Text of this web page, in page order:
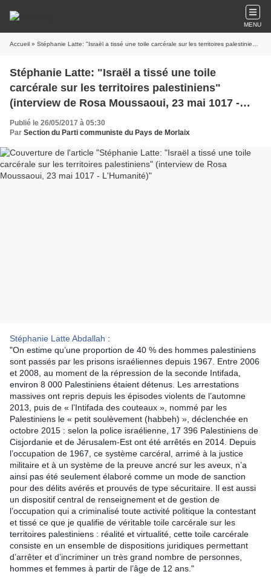
MENU
Accueil » Stéphanie Latte: "Israël a tissé une toile carcérale sur les territoires palestiniens" (interview de Rosa Moussaoui, 23 mai 1017 - L'Humanité)
Stéphanie Latte: "Israël a tissé une toile
carcérale sur les territoires palestiniens"
(interview de Rosa Moussaoui, 23 mai 1017 -
L'Humanité)
Publié le 26/05/2017 à 05:30
Par Section du Parti communiste du Pays de Morlaix
Stéphanie Latte Abdallah :
"On estime qu’une proportion de 40 % des hommes palestiniens
sont passés par les prisons israéliennes depuis 1967. Entre 2006
et 2008, au moment de la répression de la seconde Intifada,
environ 8 000 Palestiniens étaient détenus. Les arrestations
massives ont repris depuis les épisodes violents de l’automne
2013, puis de « l’Intifada des couteaux », nommé par les
Palestiniens le « petit soulèvement (habbeh) », déclenchée en
octobre 2015 : selon la police israélienne, 17 396 Palestiniens de
Cisjordanie et de Jérusalem-Est ont été arrêtés en 2014. Depuis
l’occupation de 1967, ce système carcéral, arrimé à la justice
militaire et à un système de la preuve ancré sur les aveux, n’a
ainsi pas été seulement élaboré comme un mode de sanction
pour des délits avérés et prouvés de type sécuritaire. Il est aussi
un dispositif central de renseignement et de gestion de
l’occupation qui a criminalisé toute activité politique la contestant
et tissé ce que je qualifie de véritable toile carcérale sur les
territoires palestiniens : réalité et virtualité, cette toile carcérale
consiste en un ensemble de dispositions juridiques permettant
d’arrêter et d’incriminer un très grand nombre de personnes,
hommes et femmes à partir de l’âge de 12 ans."